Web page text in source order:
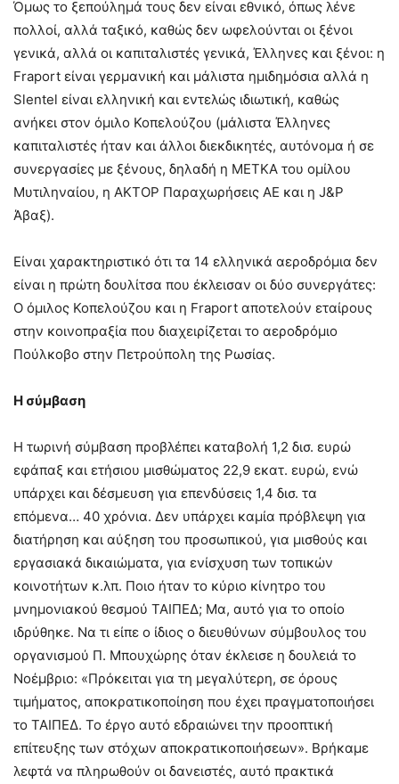
Όμως το ξεπούλημά τους δεν είναι εθνικό, όπως λένε
πολλοί, αλλά ταξικό, καθώς δεν ωφελούνται οι ξένοι
γενικά, αλλά οι καπιταλιστές γενικά, Έλληνες και ξένοι: η
Fraport είναι γερμανική και μάλιστα ημιδημόσια αλλά η
Slentel είναι ελληνική και εντελώς ιδιωτική, καθώς
ανήκει στον όμιλο Κοπελούζου (μάλιστα Έλληνες
καπιταλιστές ήταν και άλλοι διεκδικητές, αυτόνομα ή σε
συνεργασίες με ξένους, δηλαδή η ΜΕΤΚΑ του ομίλου
Μυτιληναίου, η ΑΚΤΟΡ Παραχωρήσεις ΑΕ και η J&P
Άβαξ).
Είναι χαρακτηριστικό ότι τα 14 ελληνικά αεροδρόμια δεν
είναι η πρώτη δουλίτσα που έκλεισαν οι δύο συνεργάτες:
Ο όμιλος Κοπελούζου και η Fraport αποτελούν εταίρους
στην κοινοπραξία που διαχειρίζεται το αεροδρόμιο
Πούλκοβο στην Πετρούπολη της Ρωσίας.
Η σύμβαση
Η τωρινή σύμβαση προβλέπει καταβολή 1,2 δισ. ευρώ
εφάπαξ και ετήσιου μισθώματος 22,9 εκατ. ευρώ, ενώ
υπάρχει και δέσμευση για επενδύσεις 1,4 δισ. τα
επόμενα… 40 χρόνια. Δεν υπάρχει καμία πρόβλεψη για
διατήρηση και αύξηση του προσωπικού, για μισθούς και
εργασιακά δικαιώματα, για ενίσχυση των τοπικών
κοινοτήτων κ.λπ. Ποιο ήταν το κύριο κίνητρο του
μνημονιακού θεσμού ΤΑΙΠΕΔ; Μα, αυτό για το οποίο
ιδρύθηκε. Να τι είπε ο ίδιος ο διευθύνων σύμβουλος του
οργανισμού Π. Μπουχώρης όταν έκλεισε η δουλειά το
Νοέμβριο: «Πρόκειται για τη μεγαλύτερη, σε όρους
τιμήματος, αποκρατικοποίηση που έχει πραγματοποιήσει
το ΤΑΙΠΕΔ. Το έργο αυτό εδραιώνει την προοπτική
επίτευξης των στόχων αποκρατικοποιήσεων». Βρήκαμε
λεφτά να πληρωθούν οι δανειστές, αυτό πρακτικά